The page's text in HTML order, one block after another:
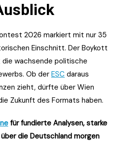
2026 markiert mit nur 35
Einschnitt. Der Boykott
wachsende politische
Ob der ESC daraus
zieht, dürfte über Wien
Zukunft des Formats haben.
für fundierte Analysen, starke
die Deutschland morgen